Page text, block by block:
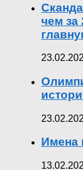
чем за
Имена